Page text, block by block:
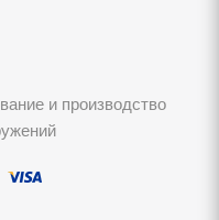
и производство